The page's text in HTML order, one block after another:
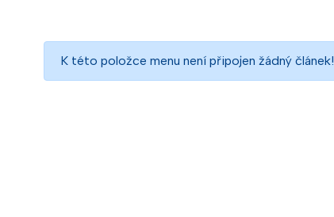
K této položce menu není připojen žádný článek!